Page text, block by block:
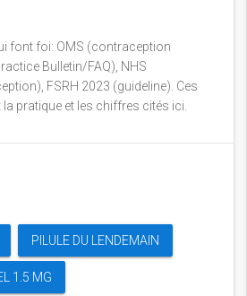
font foi: OMS (contraception
Bulletin/FAQ), NHS
FSRH 2023 (guideline). Ces
pratique et les chiffres cités ici.
PILULE DU LENDEMAIN
1.5 MG